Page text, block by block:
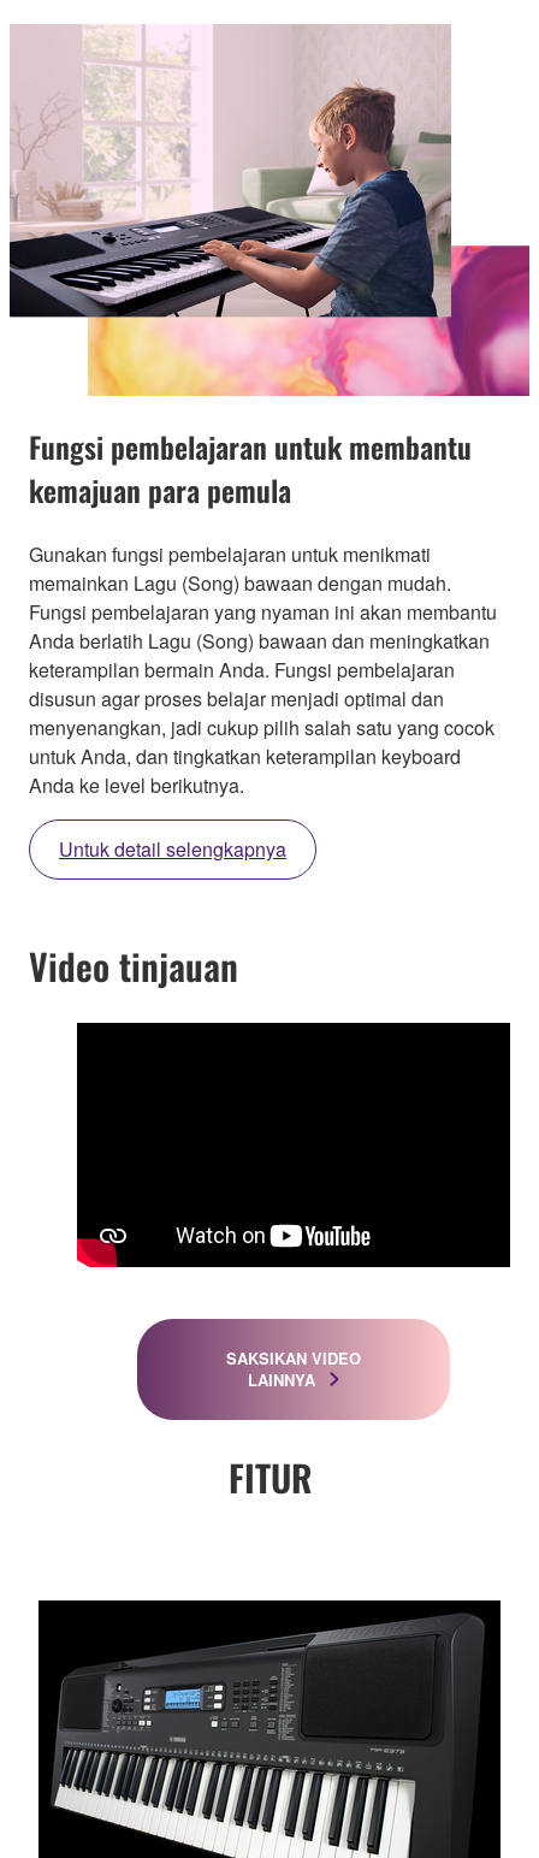
Fungsi pembelajaran untuk membantu
kemajuan para pemula
Gunakan fungsi pembelajaran untuk menikmati
memainkan Lagu (Song) bawaan dengan mudah.
Fungsi pembelajaran yang nyaman ini akan membantu
Anda berlatih Lagu (Song) bawaan dan meningkatkan
keterampilan bermain Anda. Fungsi pembelajaran
disusun agar proses belajar menjadi optimal dan
menyenangkan, jadi cukup pilih salah satu yang cocok
untuk Anda, dan tingkatkan keterampilan keyboard
Anda ke level berikutnya.
Untuk detail selengkapnya
Video tinjauan
SAKSIKAN VIDEO
LAINNYA
FITUR